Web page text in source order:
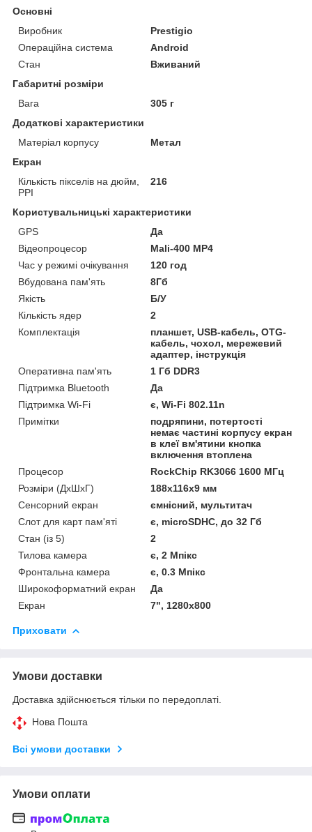
Основні
Виробник
Prestigio
Операційна система
Android
Стан
Вживаний
Габаритні розміри
Вага
305 г
Додаткові характеристики
Матеріал корпусу
Метал
Екран
Кількість пікселів на дюйм,
PPI
216
Користувальницькі характеристики
GPS
Да
Відеопроцесор
Mali-400 MP4
Час у режимі очікування
120 год
Вбудована пам'ять
8Гб
Якість
Б/У
Кількість ядер
2
Комплектація
планшет, USB-кабель, OTG-
кабель, чохол, мережевий
адаптер, інструкція
Оперативна пам'ять
1 Гб DDR3
Підтримка Bluetooth
Да
Підтримка Wi-Fi
є, Wi-Fi 802.11n
Примітки
подряпини, потертості
немає частині корпусу екран
в клеї вм'ятини кнопка
включення втоплена
Процесор
RockChip RK3066 1600 МГц
Розміри (ДхШхГ)
188x116x9 мм
Сенсорний екран
ємнісний, мультитач
Слот для карт пам'яті
є, microSDHC, до 32 Гб
Стан (із 5)
2
Тилова камера
є, 2 Мпікс
Фронтальна камера
є, 0.3 Мпікс
Широкоформатний екран
Да
Екран
7", 1280x800
Приховати
Умови доставки
Доставка здійснюється тільки по передоплаті.
Нова Пошта
Всі умови доставки
Умови оплати